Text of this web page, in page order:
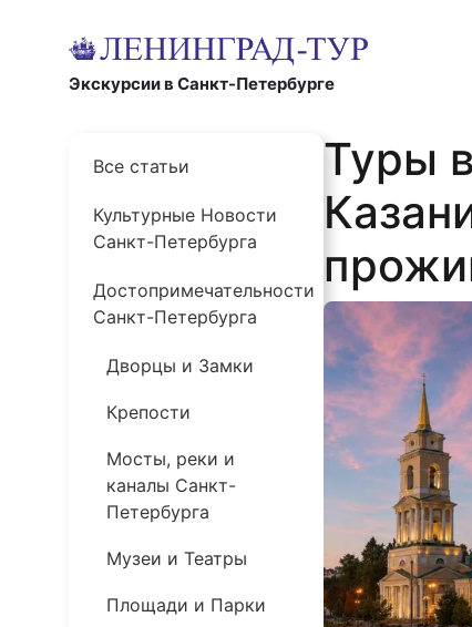
Экскурсии в Санкт-Петербурге
Все статьи
Культурные Новости
Санкт-Петербурга
Достопримечательности
Санкт-Петербурга
Дворцы и Замки
Крепости
Мосты, реки и
каналы Санкт-
Петербурга
Музеи и Театры
Площади и Парки
Туры